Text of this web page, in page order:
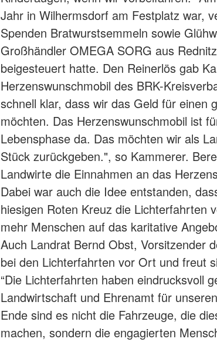
Jahr in Wilhermsdorf am Festplatz war,
Spenden Bratwurstsemmeln sowie
Großhändler OMEGA SORG aus
beigesteuert hatte. Den Reinerlös gab
Herzenswunschmobil des BRK-
schnell klar, dass wir das Geld für einen
möchten. Das Herzenswunschmobil ist
Lebensphase da. Das möchten wir als
Stück zurückgeben.", so Kammerer.
Landwirte die Einnahmen an das
Dabei war auch die Idee entstanden,
hiesigen Roten Kreuz die Lichterfahrten
mehr Menschen auf das karitative
Auch Landrat Bernd Obst, Vorsitzender
bei den Lichterfahrten vor Ort und freut
“Die Lichterfahrten haben eindrucksvoll
Landwirtschaft und Ehrenamt für
Ende sind es nicht die Fahrzeuge, die
machen, sondern die engagierten